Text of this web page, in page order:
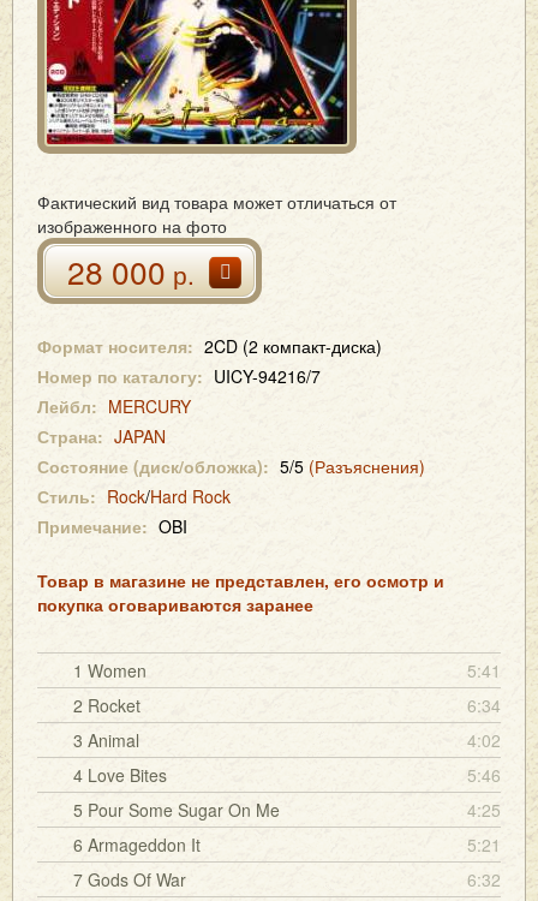
Фактический вид товара может отличаться от
изображенного на фото
28 000р.
Формат носителя: 2CD (2 компакт-диска)
Номер по каталогу: UICY-94216/7
Лейбл: MERCURY
Страна: JAPAN
Состояние (диск/обложка): 5/5 (Разъяснения)
Стиль: Rock/Hard Rock
Примечание: OBI
Товар в магазине не представлен, его осмотр и
покупка оговариваются заранее
1 Women
5:41
2 Rocket
6:34
3 Animal
4:02
4 Love Bites
5:46
5 Pour Some Sugar On Me
4:25
6 Armageddon It
5:21
7 Gods Of War
6:32